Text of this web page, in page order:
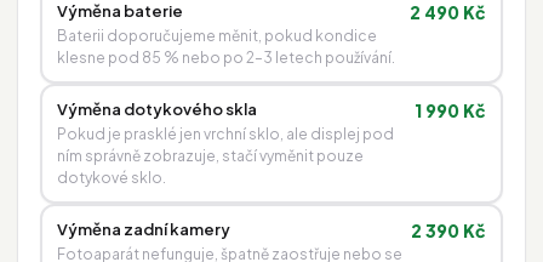
Výměna baterie
Baterii doporučujeme měnit, pokud kondice
klesne pod 85 % nebo po 2–3 letech používání.
2 490 Kč
Výměna dotykového skla
Pokud je prasklé jen vrchní sklo, ale displej pod
ním správně zobrazuje, stačí vyměnit pouze
dotykové sklo.
1 990 Kč
Výměna zadní kamery
Fotoaparát nefunguje, špatně zaostřuje nebo se
2 390 Kč